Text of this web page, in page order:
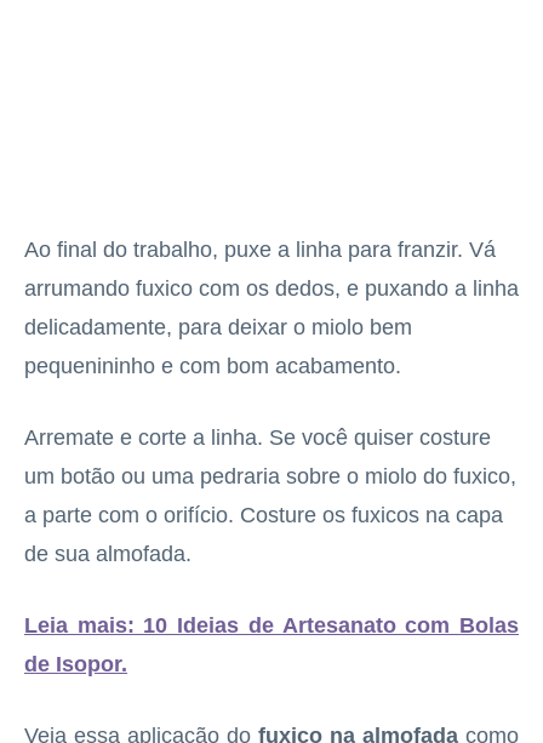
Ao final do trabalho, puxe a linha para franzir. Vá
arrumando fuxico com os dedos, e puxando a linha
delicadamente, para deixar o miolo bem
pequenininho e com bom acabamento.
Arremate e corte a linha. Se você quiser costure
um botão ou uma pedraria sobre o miolo do fuxico,
a parte com o orifício. Costure os fuxicos na capa
de sua almofada.
Leia mais: 10 Ideias de Artesanato com Bolas
de Isopor.
Veja essa aplicação do fuxico na almofada como